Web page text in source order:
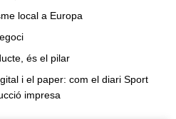
local a Europa
és el pilar
i el paper: com el diari Sport
impresa